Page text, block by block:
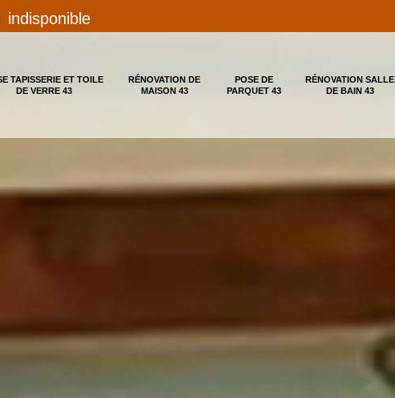
indisponible
TAPISSERIE ET TOILE
DE VERRE 43
RÉNOVATION DE
MAISON 43
POSE DE
PARQUET 43
RÉNOVATION SALLE
DE BAIN 43